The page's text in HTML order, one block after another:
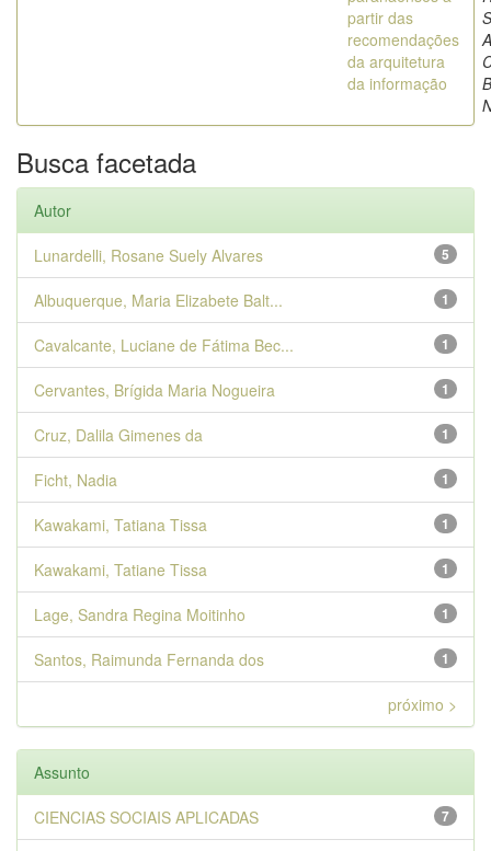
partir das
recomendações
da arquitetura
da informação
Busca facetada
Autor
5
Lunardelli, Rosane Suely Alvares
1
Albuquerque, Maria Elizabete Balt...
1
Cavalcante, Luciane de Fátima Bec...
1
Cervantes, Brígida Maria Nogueira
1
Cruz, Dalila Gimenes da
1
Ficht, Nadia
1
Kawakami, Tatiana Tissa
1
Kawakami, Tatiane Tissa
1
Lage, Sandra Regina Moitinho
1
Santos, Raimunda Fernanda dos
próximo >
Assunto
7
CIENCIAS SOCIAIS APLICADAS